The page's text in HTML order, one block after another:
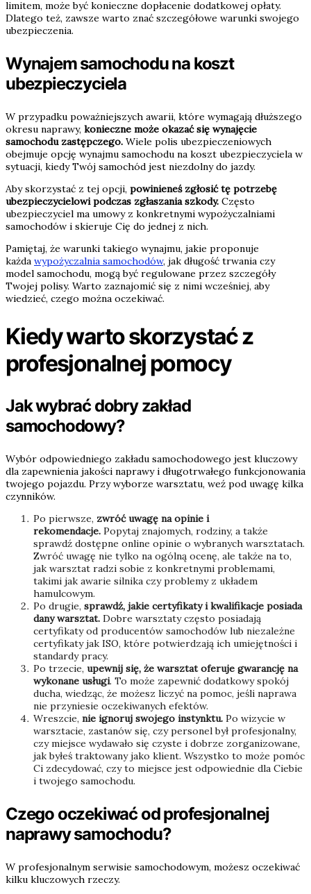
limitem, może być konieczne dopłacenie dodatkowej opłaty.
Dlatego też, zawsze warto znać szczegółowe warunki swojego
ubezpieczenia.
Wynajem samochodu na koszt
ubezpieczyciela
W przypadku poważniejszych awarii, które wymagają dłuższego
okresu naprawy, konieczne może okazać się wynajęcie
samochodu zastępczego. Wiele polis ubezpieczeniowych
obejmuje opcję wynajmu samochodu na koszt ubezpieczyciela w
sytuacji, kiedy Twój samochód jest niezdolny do jazdy.
Aby skorzystać z tej opcji, powinieneś zgłosić tę potrzebę
ubezpieczycielowi podczas zgłaszania szkody. Często
ubezpieczyciel ma umowy z konkretnymi wypożyczalniami
samochodów i skieruje Cię do jednej z nich.
Pamiętaj, że warunki takiego wynajmu, jakie proponuje
każda wypożyczalnia samochodów, jak długość trwania czy
model samochodu, mogą być regulowane przez szczegóły
Twojej polisy. Warto zaznajomić się z nimi wcześniej, aby
wiedzieć, czego można oczekiwać.
Kiedy warto skorzystać z
profesjonalnej pomocy
Jak wybrać dobry zakład
samochodowy?
Wybór odpowiedniego zakładu samochodowego jest kluczowy
dla zapewnienia jakości naprawy i długotrwałego funkcjonowania
twojego pojazdu. Przy wyborze warsztatu, weź pod uwagę kilka
czynników.
Po pierwsze, zwróć uwagę na opinie i
rekomendacje. Popytaj znajomych, rodziny, a także
sprawdź dostępne online opinie o wybranych warsztatach.
Zwróć uwagę nie tylko na ogólną ocenę, ale także na to,
jak warsztat radzi sobie z konkretnymi problemami,
takimi jak awarie silnika czy problemy z układem
hamulcowym.
Po drugie, sprawdź, jakie certyfikaty i kwalifikacje posiada
dany warsztat. Dobre warsztaty często posiadają
certyfikaty od producentów samochodów lub niezależne
certyfikaty jak ISO, które potwierdzają ich umiejętności i
standardy pracy.
Po trzecie, upewnij się, że warsztat oferuje gwarancję na
wykonane usługi. To może zapewnić dodatkowy spokój
ducha, wiedząc, że możesz liczyć na pomoc, jeśli naprawa
nie przyniesie oczekiwanych efektów.
Wreszcie, nie ignoruj swojego instynktu. Po wizycie w
warsztacie, zastanów się, czy personel był profesjonalny,
czy miejsce wydawało się czyste i dobrze zorganizowane,
jak byłeś traktowany jako klient. Wszystko to może pomóc
Ci zdecydować, czy to miejsce jest odpowiednie dla Ciebie
i twojego samochodu.
Czego oczekiwać od profesjonalnej
naprawy samochodu?
W profesjonalnym serwisie samochodowym, możesz oczekiwać
kilku kluczowych rzeczy.